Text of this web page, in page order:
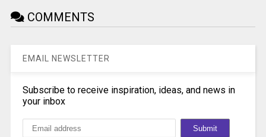
COMMENTS
EMAIL NEWSLETTER
Subscribe to receive inspiration, ideas, and news in
your inbox